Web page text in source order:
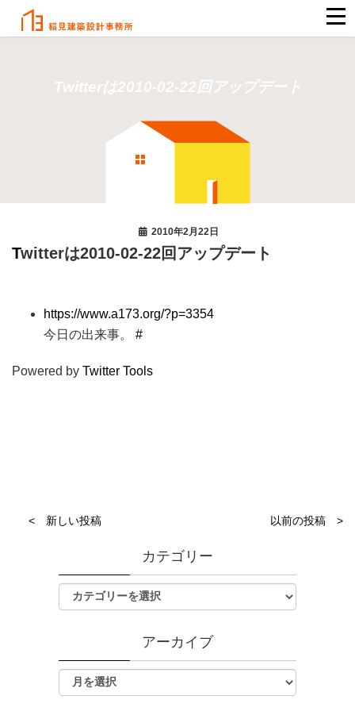
Twitterは2010-02-22回アップデート
2010年2月22日
Twitterは2010-02-22回アップデート
https://www.a173.org/?p=3354
今日の出来事。 #
Powered by Twitter Tools
< 新しい投稿 以前の投稿 >
カテゴリー
アーカイブ